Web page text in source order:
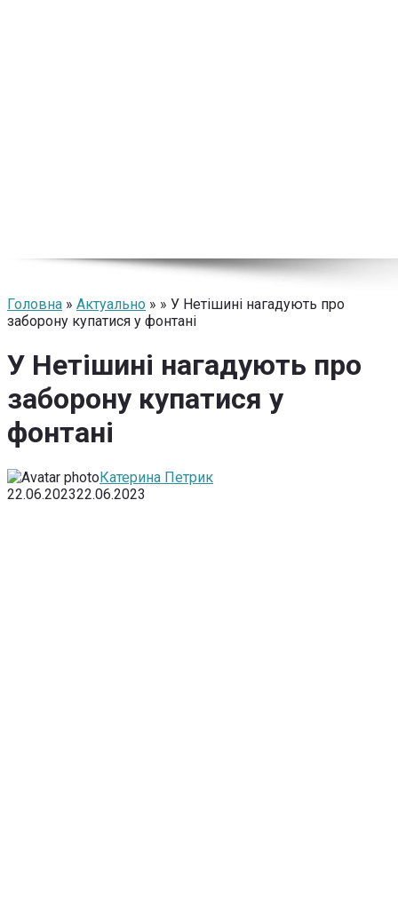
Головна » Актуально » » У Нетішині нагадують про
заборону купатися у фонтані
У Нетішині нагадують про
заборону купатися у
фонтані
Катерина Петрик
22.06.202322.06.2023